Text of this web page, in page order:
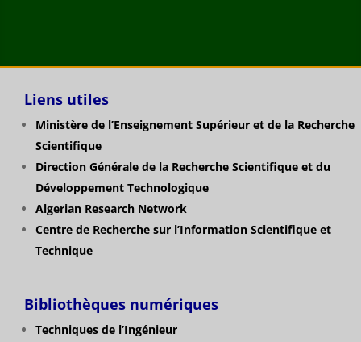
Liens utiles
Ministère de l’Enseignement Supérieur et de la Recherche
Scientifique
Direction Générale de la Recherche Scientifique et du
Développement Technologique
Algerian Research Network
Centre de Recherche sur l’Information Scientifique et
Technique
Bibliothèques numériques
Techniques de l’Ingénieur